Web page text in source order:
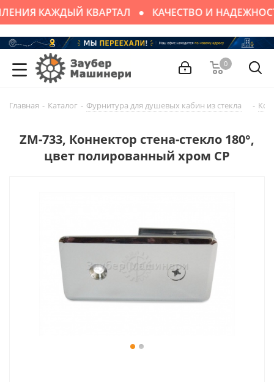
КАЖДЫЙ КВАРТАЛ КАЧЕСТВО И
0
Главная - Каталог - Фурнитура для душевых кабин из стекла -
ZM-733, Коннектор стена-стекло 180°,
цвет полированный хром CP